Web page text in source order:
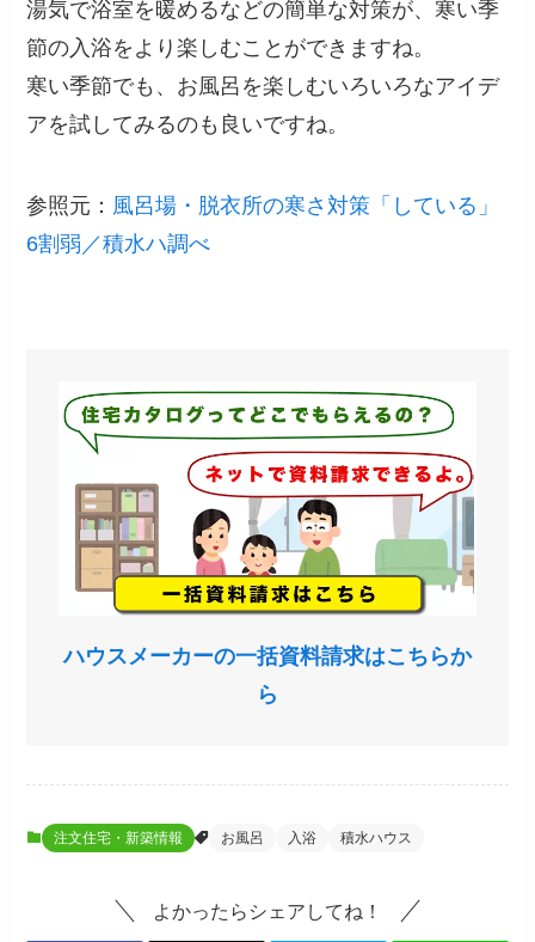
湯気で浴室を暖めるなどの簡単な対策が、寒い季
節の入浴をより楽しむことができますね。
寒い季節でも、お風呂を楽しむいろいろなアイデ
アを試してみるのも良いですね。
参照元： 風呂場・脱衣所の寒さ対策「している」
6割弱／積水ハ調べ
ハウスメーカーの一括資料請求はこちらか
ら
注文住宅・新築情報 お風呂 入浴 積水ハウス
よかったらシェアしてね！